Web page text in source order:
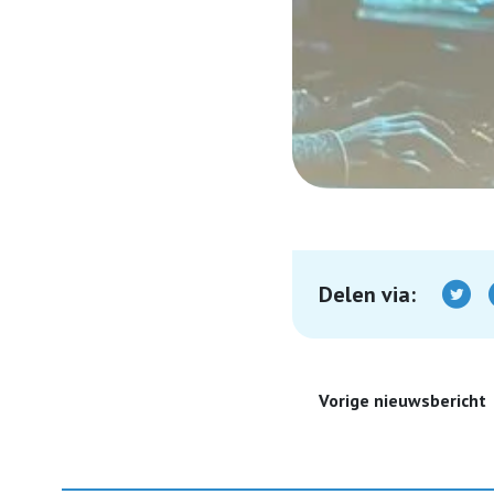
Delen via:
Vorige nieuwsbericht